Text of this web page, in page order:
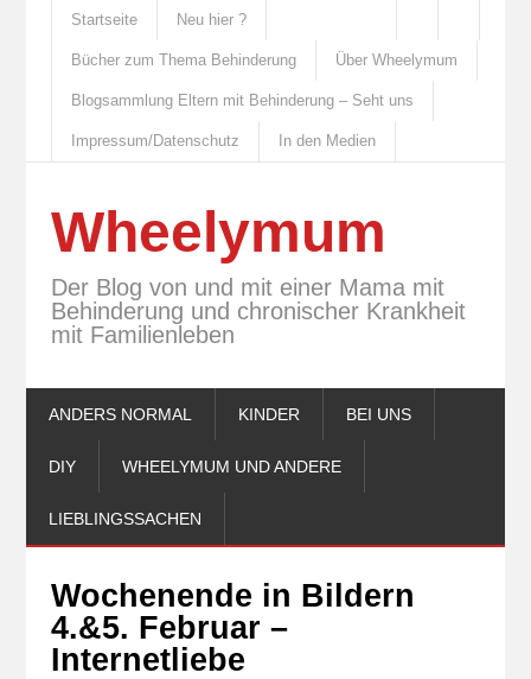
Startseite Neu hier ?
Bücher zum Thema Behinderung Über Wheelymum
Blogsammlung Eltern mit Behinderung – Seht uns
Impressum/Datenschutz In den Medien
Wheelymum
Der Blog von und mit einer Mama mit
Behinderung und chronischer Krankheit
mit Familienleben
ANDERS NORMAL KINDER BEI UNS
DIY WHEELYMUM UND ANDERE
LIEBLINGSSACHEN
Wochenende in Bildern
4.&5. Februar –
Internetliebe